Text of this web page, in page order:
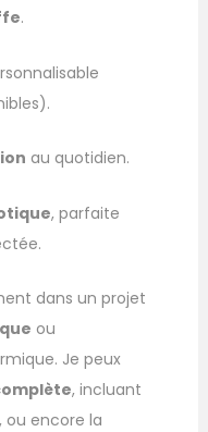
.
au quotidien.
, parfaite
dans un projet
ou
Je peux
, incluant
ou encore la